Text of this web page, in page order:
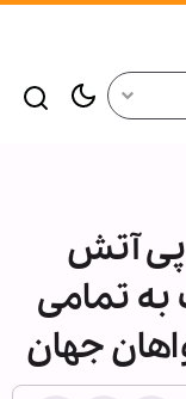
پی آتش
تمامی
جهان